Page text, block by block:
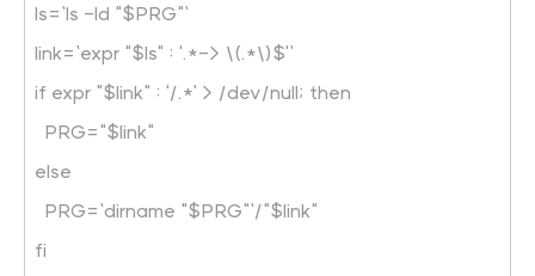
ls=`ls -ld "$PRG"`
link=`expr "$ls" : '.*-> \(.*\)$'`
if expr "$link" : '/.*' > /dev/null; then
PRG="$link"
else
PRG=`dirname "$PRG"`/"$link"
fi